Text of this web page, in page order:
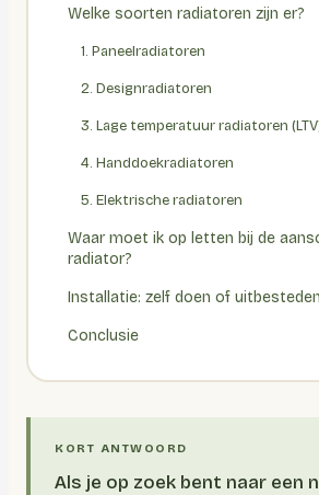
Welke soorten radiatoren zijn er?
1. Paneelradiatoren
2. Designradiatoren
3. Lage temperatuur radiatoren
4. Handdoekradiatoren
5. Elektrische radiatoren
Waar moet ik op letten bij de
radiator?
Installatie: zelf doen of
Conclusie
Als je op zoek bent naar een